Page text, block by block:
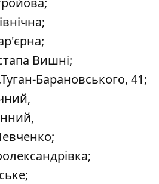
Вишні;
Барановського, 41;